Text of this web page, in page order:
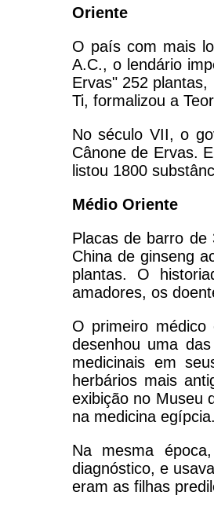
Oriente
O país com mais
A.C., o lendário
Ervas" 252
Ti, formalizou a
No século VII, o
Cânone de Ervas.
listou 1800
Médio Oriente
Placas de barro de
China de ginseng
plantas. O
amadores, os
O primeiro
desenhou uma
medicinais em
herbários mais
exibição no Museu
na medicina egípcia.
Na mesma
diagnóstico, e
eram as filhas